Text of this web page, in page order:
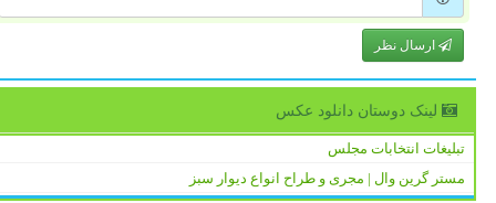
ارسال نظر
لینک دوستان دانلود عكس
تبلیغات انتخابات مجلس
مستر گرین وال | مجری و طراح انواع دیوار سبز